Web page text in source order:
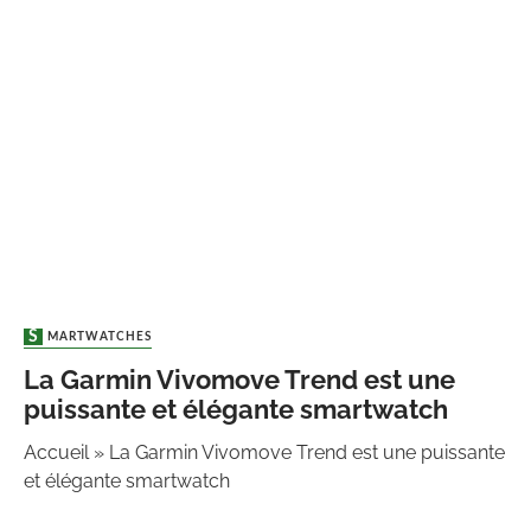
SMARTWATCHES
La Garmin Vivomove Trend est une
puissante et élégante smartwatch
Accueil» La Garmin Vivomove Trend est une puissante
et élégante smartwatch